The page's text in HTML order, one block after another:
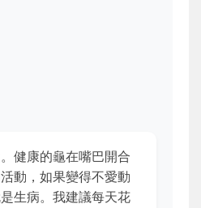
健康的龜在嘴巴開合
動，如果變得不愛動
生病。我建議每天花